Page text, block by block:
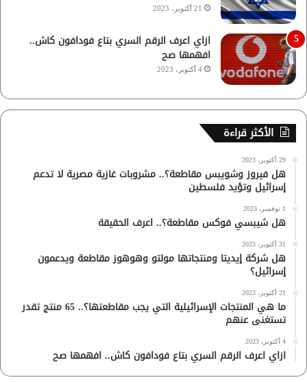
21 أكتوبر، 2023
ازاي اعرف الرقم السري بتاع فودافون كاش..
افهمها صح
4 أكتوبر، 2023
الأكثر قراءة
29 أكتوبر، 2023
هل فيروز وشويبس مقاطعة؟.. مشروبات غازية مصرية لا تدعم
إسرائيل وتؤيد فلسطين
1 نوفمبر، 2023
هل شيبسي فوكس مقاطعة؟.. اعرف الحقيقة
31 أكتوبر، 2023
هل شركة إيديتا ومنتجاتها مولتو وهوهوز مقاطعة ويدعمون
إسرائيل؟
21 أكتوبر، 2023
ما هي المنتجات الإسرائيلية التي يجب مقاطعتها؟.. 65 منتج تقدر
تستغنى عنهم
4 أكتوبر، 2023
ازاي اعرف الرقم السري بتاع فودافون كاش.. افهمها صح